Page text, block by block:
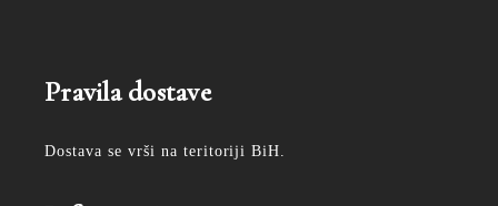
Pravila dostave
Dostava se vrši na teritoriji BiH.